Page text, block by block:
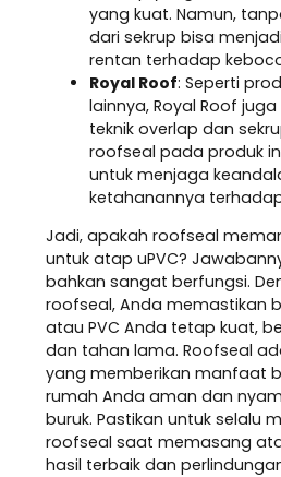
yang kuat. Namun,
dari sekrup bisa
rentan terhadap
Royal Roof: Seperti
lainnya, Royal Roof
teknik overlap dan
roofseal pada produk
untuk menjaga
ketahanannya
Jadi, apakah roofseal
untuk atap uPVC?
bahkan sangat berfungsi.
roofseal, Anda memastikan
atau PVC Anda tetap kuat,
dan tahan lama. Roofseal
yang memberikan manfaat
rumah Anda aman dan
buruk. Pastikan untuk selalu
roofseal saat memasang
hasil terbaik dan